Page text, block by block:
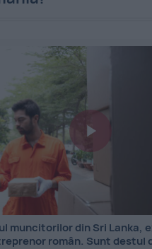
muncitorilor din Sri Lanka,
român. Sunt destul